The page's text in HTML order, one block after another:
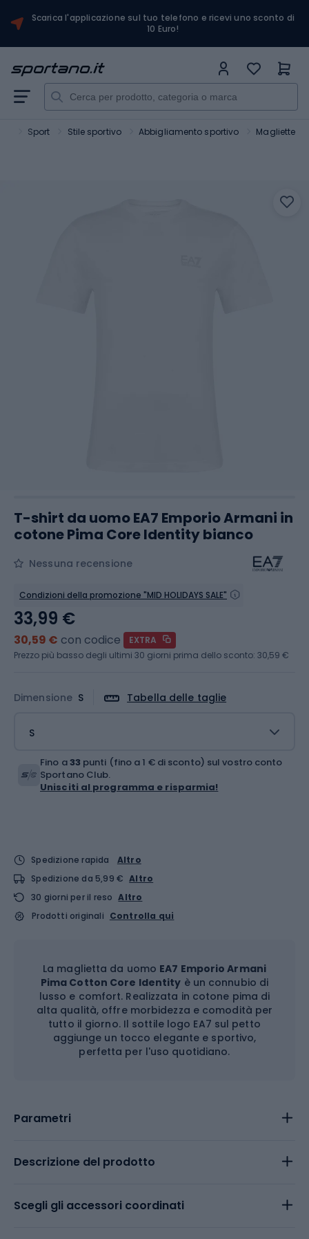
Scarica l'applicazione sul tuo telefono e ricevi uno sconto di
10 Euro!
Sport Stile sportivo Abbigliamento sportivo Magliette
T-shirt da uomo EA7 Emporio Armani in
cotone Pima Core Identity bianco
Nessuna recensione
Condizioni della promozione "MID HOLIDAYS SALE"
Dimensione S Tabella delle taglie
S
33,99 €
30,59 € con codice
EXTRA
Prezzo più basso degli ultimi 30 giorni prima dello sconto: 30,59 €
Fino a33 punti (fino a 1 € di sconto) sul vostro conto
Sportano Club.
Unisciti al programma e risparmia!
Spedizione rapida
Altro
Spedizione da 5,99 € Altro
30 giorni per il reso Altro
Prodotti originali Controlla qui
La maglietta da uomo EA7 Emporio Armani
Pima Cotton Core Identity è un connubio di
lusso e comfort. Realizzata in cotone pima di
alta qualità, offre morbidezza e comodità per
tutto il giorno. Il sottile logo EA7 sul petto
aggiunge un tocco elegante e sportivo,
perfetta per l'uso quotidiano.
Parametri
Descrizione del prodotto
Scegli gli accessori coordinati